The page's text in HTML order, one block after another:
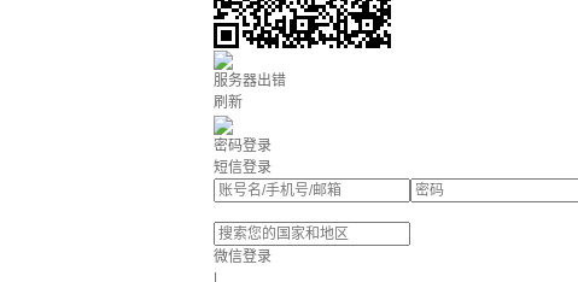
服务器出错
刷新
密码登录
短信登录
微信登录